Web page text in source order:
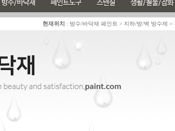
방수/바닥재 페인트도구 스텐실 생활/철물/잡화
현재위치 : 방수/바닥재 페인트 > 지하/방/벽 방수제 >